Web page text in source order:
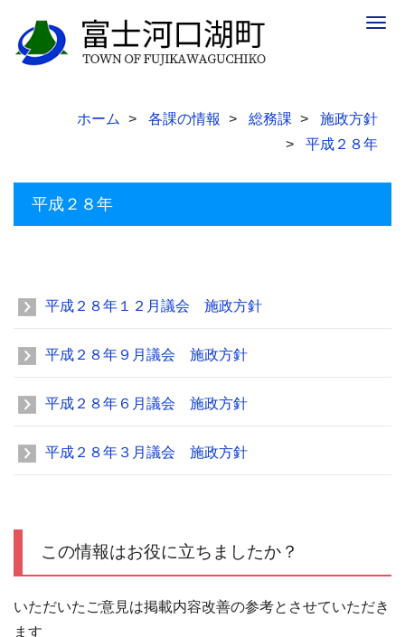
ホーム 各課の情報 総務課
施政方針
平成２８年
平成２８年
平成２８年１２月議会 施政方針
平成２８年９月議会 施政方針
平成２８年６月議会 施政方針
平成２８年３月議会 施政方針
この情報はお役に立ちましたか？
いただいたご意見は掲載内容改善の参考とさせていただき
ます